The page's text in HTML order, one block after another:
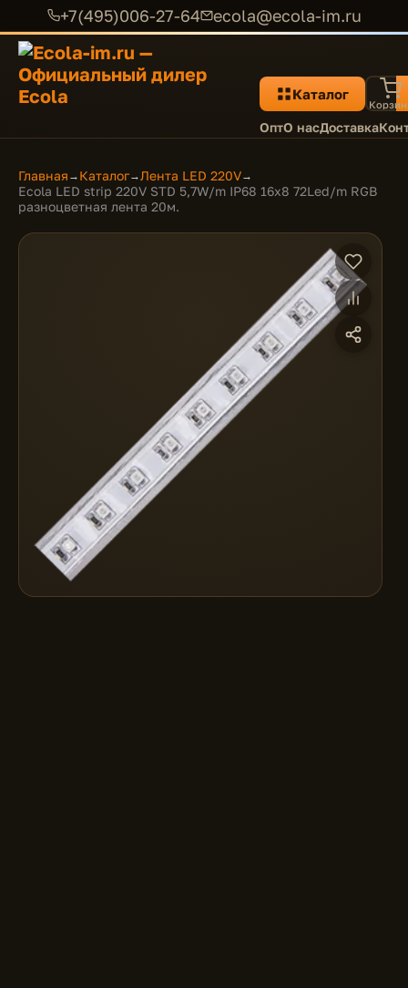
+7(495)006-27-64 ecola@ecola-im.ru
Каталог
ОптО насДоставка
Главная → Каталог→Лента LED 220V→
Ecola LED strip 220V STD 5,7W/m IP68 16x8 72Led/m RGB
разноцветная лента 20м.